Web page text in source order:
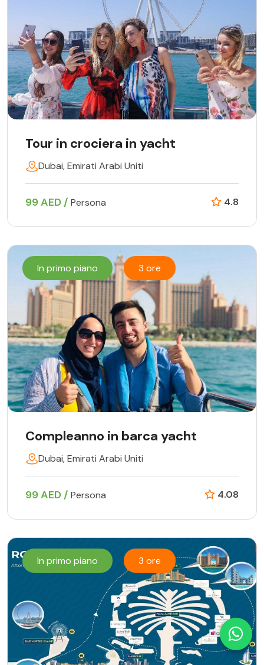
Tour in crociera in yacht
Dubai, Emirati Arabi Uniti
99 AED / Persona 4.8
In primo piano 3 ore
Compleanno in barca yacht
Dubai, Emirati Arabi Uniti
99 AED / Persona 4.08
In primo piano 3 ore